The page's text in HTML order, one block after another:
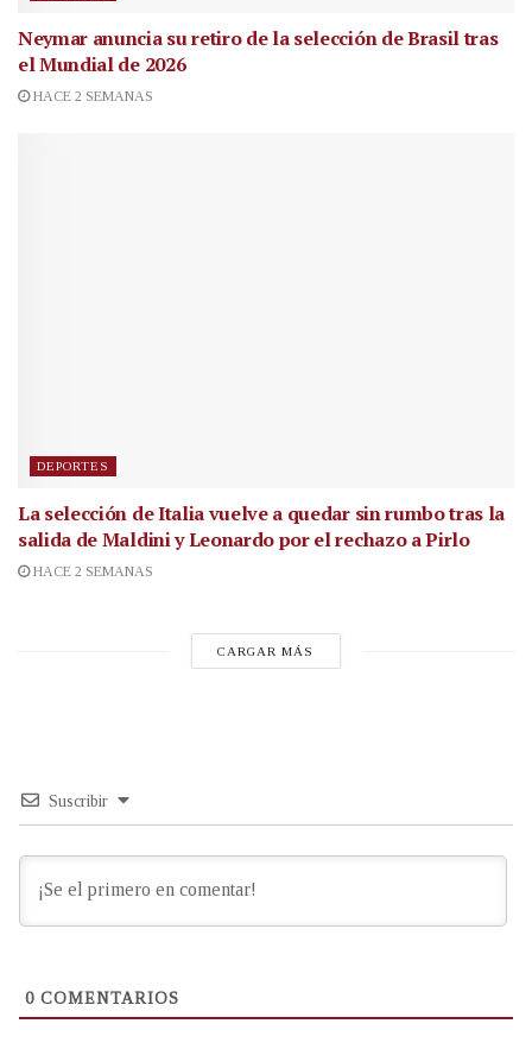
Neymar anuncia su retiro de la selección de Brasil tras
el Mundial de 2026
HACE 2 SEMANAS
DEPORTES
La selección de Italia vuelve a quedar sin rumbo tras la
salida de Maldini y Leonardo por el rechazo a Pirlo
HACE 2 SEMANAS
CARGAR MÁS
Suscribir
0 COMENTARIOS